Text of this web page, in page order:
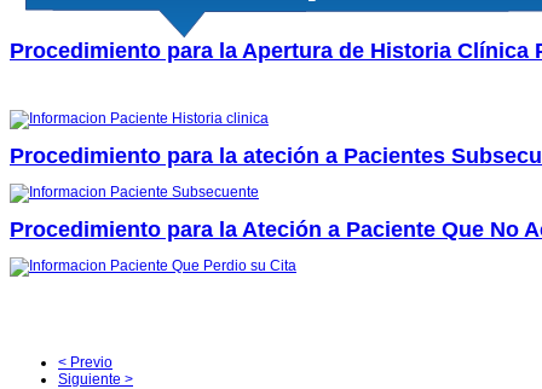
Procedimiento para la Apertura de Historia Clínica
Procedimiento para la ateción a Pacientes
Procedimiento para la Ateción a Paciente Que No
< Previo
Siguiente >